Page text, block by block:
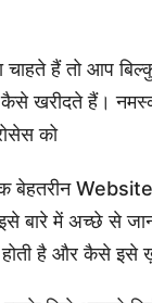
चाहते हैं तो आप
कैसे खरीदते हैं।
को
बेहतरीन
बारे में अच्छे से
है और कैसे इसे